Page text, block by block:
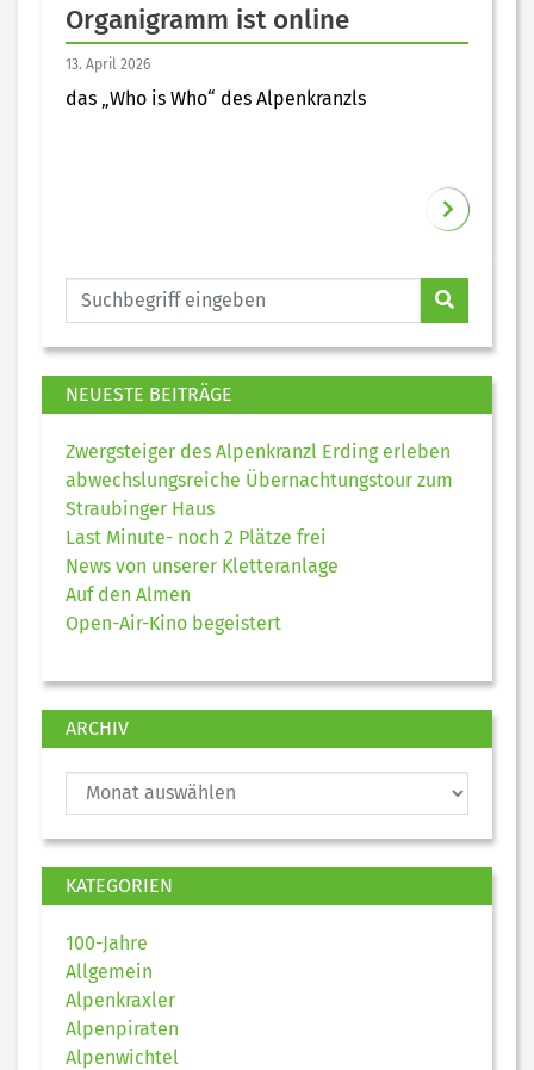
Organigramm ist online
13. April 2026
das „Who is Who“ des Alpenkranzls
NEUESTE BEITRÄGE
Zwergsteiger des Alpenkranzl Erding erleben
abwechslungsreiche Übernachtungstour zum
Straubinger Haus
Last Minute- noch 2 Plätze frei
News von unserer Kletteranlage
Auf den Almen
Open-Air-Kino begeistert
ARCHIV
KATEGORIEN
100-Jahre
Allgemein
Alpenkraxler
Alpenpiraten
Alpenwichtel